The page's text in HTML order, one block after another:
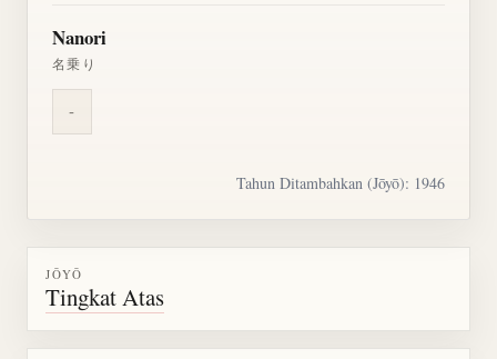
Nanori
名乗り
-
Tahun Ditambahkan (Jōyō): 1946
JŌYŌ
Tingkat Atas